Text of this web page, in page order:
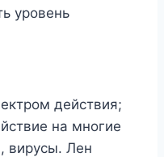
уровень
действия;
на многие
вирусы. Лен